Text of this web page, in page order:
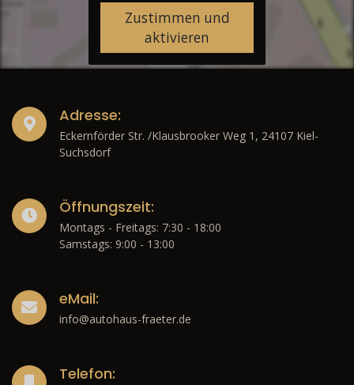
Zustimmen und
aktivieren
Adresse:
Eckernförder Str. /Klausbrooker Weg 1, 24107 Kiel-
Suchsdorf
Öffnungszeit:
Montags - Freitags: 7:30 - 18:00
Samstags: 9:00 - 13:00
eMail:
info@autohaus-fraeter.de
Telefon: